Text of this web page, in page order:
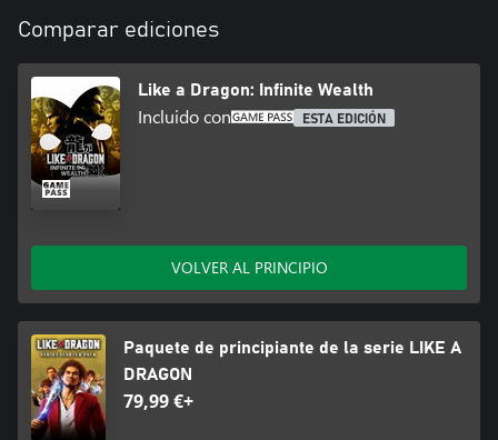
Comparar ediciones
Like a Dragon: Infinite Wealth
Incluido con ESTA EDICIÓN
VOLVER AL PRINCIPIO
Paquete de principiante de la serie LIKE A
DRAGON
79,99 €+